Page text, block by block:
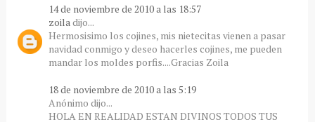
14 de noviembre de 2010 a las 18:57
zoila dijo...
Hermosisimo los cojines, mis nietecitas vienen a pasar
navidad conmigo y deseo hacerles cojines, me pueden
mandar los moldes porfis....Gracias Zoila
18 de noviembre de 2010 a las 5:19
Anónimo dijo...
HOLA EN REALIDAD ESTAN DIVINOS TODOS TUS